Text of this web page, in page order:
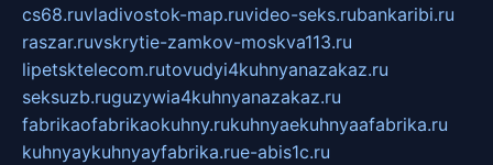
cs68.ruvladivostok-map.ruvideo-seks.rubankaribi.ru
raszar.ruvskrytie-zamkov-moskva113.ru
lipetsktelecom.rutovudyi4kuhnyanazakaz.ru
seksuzb.ruguzywia4kuhnyanazakaz.ru
fabrikaofabrikaokuhny.rukuhnyaekuhnyaafabrika.ru
kuhnyaykuhnyayfabrika.rue-abis1c.ru